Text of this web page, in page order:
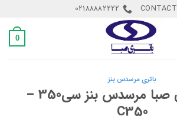
CONTACT
02188882222
0
باتری مرسدس بنز
قیمت باتری صبا مرسدس بنز سی350 –
C350